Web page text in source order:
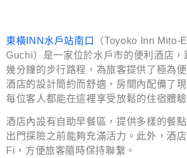
東橫INN水戶站南口
（Toyoko Inn Mito-
Guchi）是一家位於水戶市的便利酒店，
幾分鐘的步行路程，為旅客提供了極為
酒店的設計簡約而舒適，房間內配備了
每位客人都能在這裡享受放鬆的住宿體驗
酒店內設有自助早餐區，提供多樣的餐
出門探險之前能夠充滿活力。此外，酒
Fi，方便旅客隨時保持聯繫。